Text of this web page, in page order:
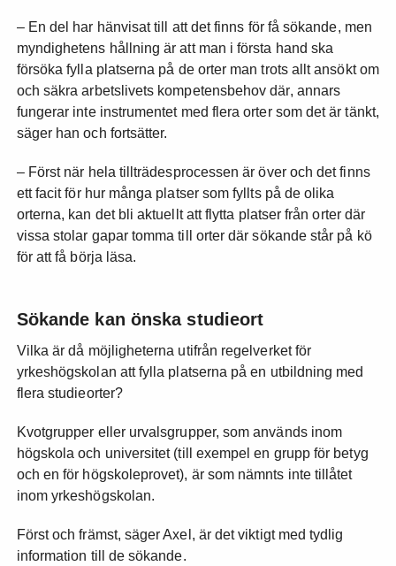
– En del har hänvisat till att det finns för få sökande, men
myndighetens hållning är att man i första hand ska
försöka fylla platserna på de orter man trots allt ansökt om
och säkra arbetslivets kompetensbehov där, annars
fungerar inte instrumentet med flera orter som det är tänkt,
säger han och fortsätter.
– Först när hela tillträdesprocessen är över och det finns
ett facit för hur många platser som fyllts på de olika
orterna, kan det bli aktuellt att flytta platser från orter där
vissa stolar gapar tomma till orter där sökande står på kö
för att få börja läsa.
Sökande kan önska studieort
Vilka är då möjligheterna utifrån regelverket för
yrkeshögskolan att fylla platserna på en utbildning med
flera studieorter?
Kvotgrupper eller urvalsgrupper, som används inom
högskola och universitet (till exempel en grupp för betyg
och en för högskoleprovet), är som nämnts inte tillåtet
inom yrkeshögskolan.
Först och främst, säger Axel, är det viktigt med tydlig
information till de sökande.